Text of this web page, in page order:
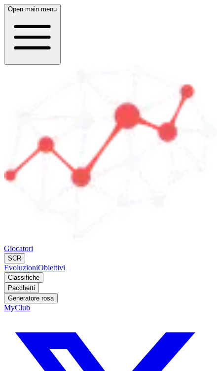
Open main menu
Giocatori
SCR
EvoluzioniObiettivi
Classifiche
Pacchetti
Generatore rosa
MyClub